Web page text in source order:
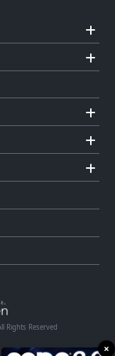
Rights Reserved
×